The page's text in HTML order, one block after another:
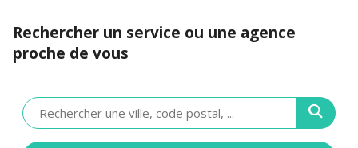
Rechercher un service ou une agence
proche de vous
Veuillez
renseigner
une
adresse